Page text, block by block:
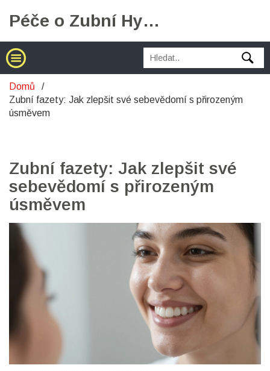
Péče o Zubní Hygienu
Domů
Zubní fazety: Jak zlepšit své sebevědomí s přirozeným
úsměvem
Zubní fazety: Jak zlepšit své
sebevědomí s přirozeným
úsměvem